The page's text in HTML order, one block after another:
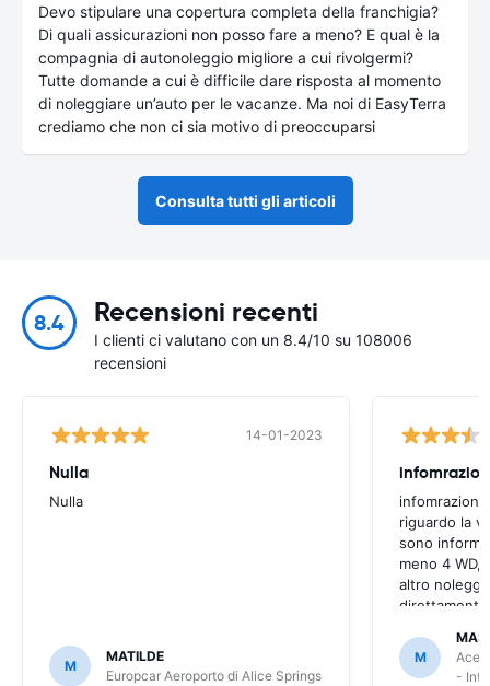
Devo stipulare una copertura completa della franchigia?
Di quali assicurazioni non posso fare a meno? E qual è la
compagnia di autonoleggio migliore a cui rivolgermi?
Tutte domande a cui è difficile dare risposta al momento
di noleggiare un’auto per le vacanze. Ma noi di EasyTerra
crediamo che non ci sia motivo di preoccuparsi
Consulta tutti gli articoli
8.4 Recensioni recenti
I clienti ci valutano con un 8.4/10 su 108006
recensioni
14-01-2023
Nulla
Nulla
M
MATILDE
Europcar Aeroporto di Alice Springs
infomrazioni
riguardo la
sono
meno 4 WD,
altro
direttamente
M
Ace
-